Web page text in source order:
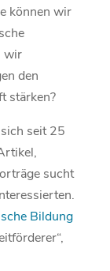
können wir
wir
den
stärken?
seit 25
sucht
Bildung